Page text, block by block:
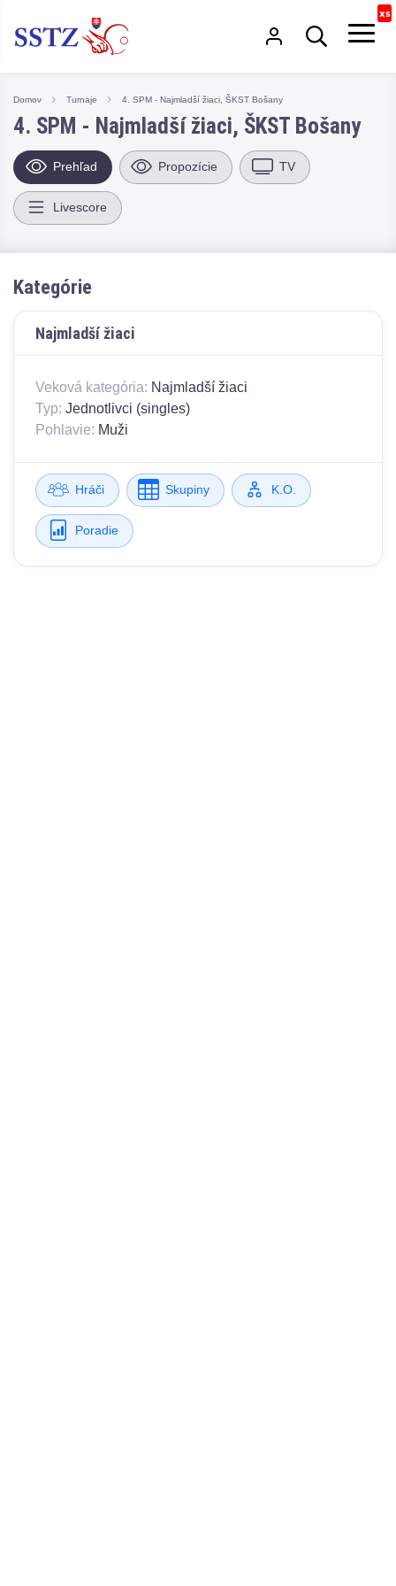
Domov Turnaje 4. SPM - Najmladší žiaci, ŠKST Bošany
4. SPM - Najmladší žiaci, ŠKST Bošany
Prehľad Propozície TV
Livescore
Kategórie
Najmladší žiaci
Veková kategória: Najmladší žiaci
Typ: Jednotlivci (singles)
Pohlavie: Muži
Hráči Skupiny K.O.
Poradie